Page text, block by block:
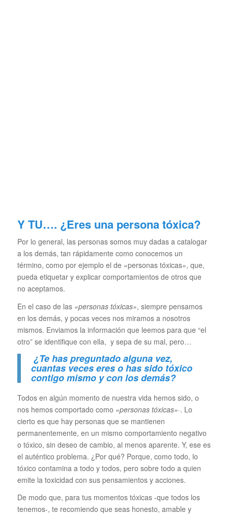
Y TU…. ¿Eres una persona tóxica?
Por lo general, las personas somos muy dadas a catalogar
a los demás, tan rápidamente como conocemos un
término, como por ejemplo el de «personas tóxicas», que,
pueda etiquetar y explicar comportamientos de otros que
no aceptamos.
En el caso de las«personas tóxicas», siempre pensamos
en los demás, y pocas veces nos miramos a nosotros
mismos. Enviamos la información que leemos para que “el
otro” se identifique con ella, y sepa de su mal, pero…
¿Te has preguntado alguna vez,
cuantas veces eres o has sido tóxico
contigo mismo y con los demás?
Todos en algún momento de nuestra vida hemos sido, o
nos hemos comportado como «personas tóxicas»·. Lo
cierto es que hay personas que se mantienen
permanentemente, en un mismo comportamiento negativo
o tóxico, sin deseo de cambio, al menos aparente. Y, ese es
el auténtico problema. ¿Por qué? Porque, como todo, lo
tóxico contamina a todo y todos, pero sobre todo a quien
emite la toxicidad con sus pensamientos y acciones.
De modo que, para tus momentos tóxicas -que todos los
tenemos-, te recomiendo que seas honesto, amable y